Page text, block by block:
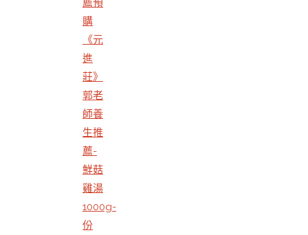
薦預
購
《元
進
莊》
郭老
師養
生推
薦-
鮮菇
雞湯
1000g-
份